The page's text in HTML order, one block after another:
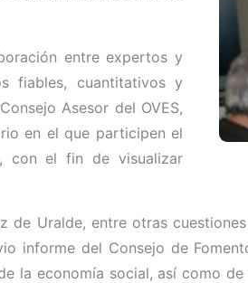
entre expertos y
fiables, cuantitativos y
Asesor del OVES,
en el que participen el
con el fin de visualizar
de Uralde, entre otras
informe del Consejo de
la economía social, así como